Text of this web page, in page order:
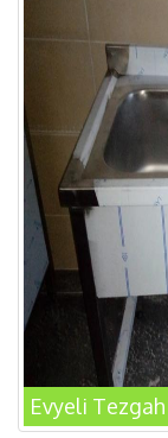
Evyeli Tezgah